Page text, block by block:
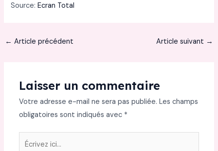
Source:Ecran Total
← Article précédent Article suivant →
Laisser un commentaire
Votre adresse e-mail ne sera pas publiée. Les champs
obligatoires sont indiqués avec *
Écrivez